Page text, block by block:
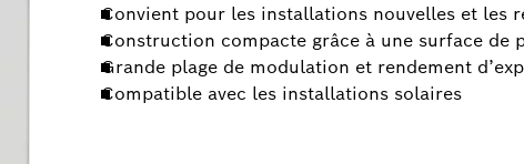
Convient pour les installations nouvelles et les
Construction compacte grâce à une surface de
Grande plage de modulation et rendement
Compatible avec les installations solaires